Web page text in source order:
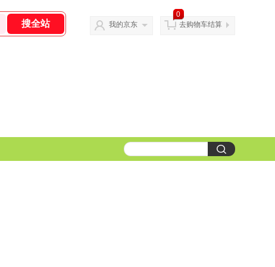
我的京东
0
去购物车结算